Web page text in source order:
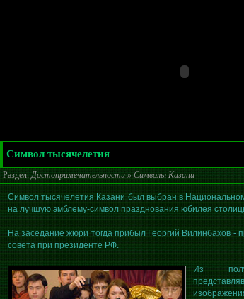
Символ тысячелетия
Раздел:Достопримечательности » Символы Казани
Символ тысячелетия Казани был выбран в
на лучшую эмблему-символ празднования юбилея
На заседание жюри тогда прибыл Георгий Вилинбахов -
совета при президенте РФ.
Из